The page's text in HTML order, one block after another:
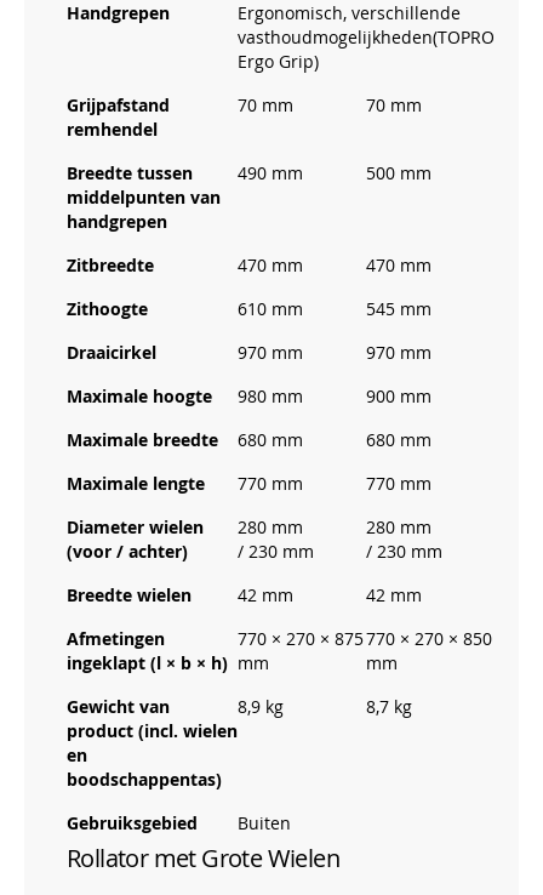
Handgrepen
Ergonomisch, verschillende
vasthoudmogelijkheden(TOPRO
Ergo Grip)
Grijpafstand
remhendel
70 mm 70 mm
Breedte tussen
middelpunten van
handgrepen
490 mm 500 mm
Zitbreedte 470 mm
470 mm
Zithoogte
610 mm
545 mm
Draaicirkel
970 mm
970 mm
Maximale hoogte
980 mm
900 mm
Maximale breedte
680 mm
680 mm
Maximale lengte
770 mm
770 mm
Diameter wielen
(voor / achter)
280 mm
/ 230 mm
280 mm
/ 230 mm
Breedte wielen
42 mm
42 mm
Afmetingen
ingeklapt (l × b × h)
770 × 270 × 875
mm
770 × 270 × 850
mm
Gewicht van
product (incl. wielen
en
boodschappentas)
8,9 kg 8,7 kg
Gebruiksgebied Buiten
Rollator met Grote Wielen